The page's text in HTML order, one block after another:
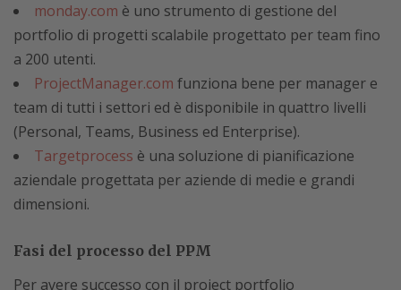
monday.com è uno strumento di gestione del
portfolio di progetti scalabile progettato per team fino
a 200 utenti.
ProjectManager.com funziona bene per manager e
team di tutti i settori ed è disponibile in quattro livelli
(Personal, Teams, Business ed Enterprise).
Targetprocess è una soluzione di pianificazione
aziendale progettata per aziende di medie e grandi
dimensioni.
Fasi del processo del PPM
Per avere successo con il project portfolio